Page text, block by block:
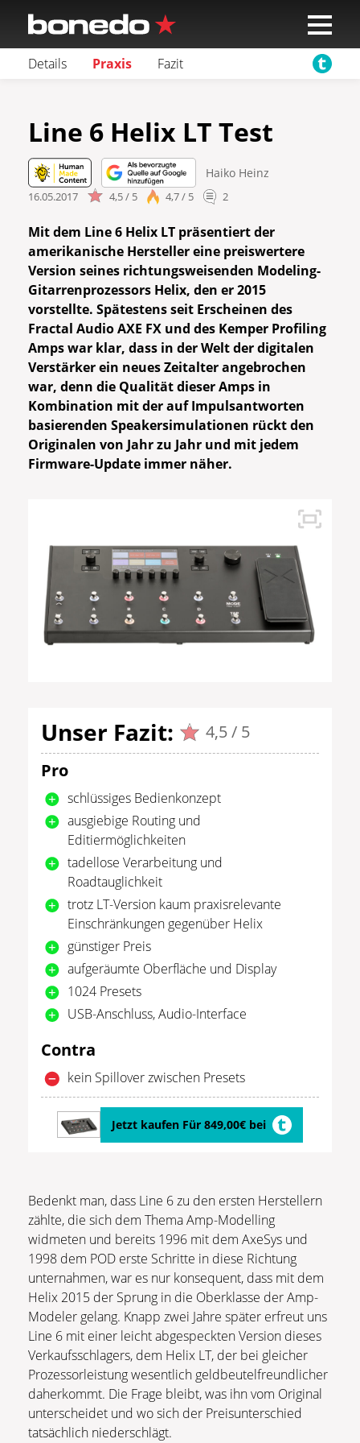
Details Praxis Fazit
Line 6 Helix LT Test
Haiko Heinz
16.05.2017 4,5 / 5 4,7 / 5 2
Mit dem Line 6 Helix LT präsentiert der
amerikanische Hersteller eine preiswertere
Version seines richtungsweisenden Modeling-
Gitarrenprozessors Helix, den er 2015
vorstellte. Spätestens seit Erscheinen des
Fractal Audio AXE FX und des Kemper Profiling
Amps war klar, dass in der Welt der digitalen
Verstärker ein neues Zeitalter angebrochen
war, denn die Qualität dieser Amps in
Kombination mit der auf Impulsantworten
basierenden Speakersimulationen rückt den
Originalen von Jahr zu Jahr und mit jedem
Firmware-Update immer näher.
Unser Fazit:
4,5 / 5
Pro
schlüssiges Bedienkonzept
ausgiebige Routing und
Editiermöglichkeiten
tadellose Verarbeitung und
Roadtauglichkeit
trotz LT-Version kaum praxisrelevante
Einschränkungen gegenüber Helix
günstiger Preis
aufgeräumte Oberfläche und Display
1024 Presets
USB-Anschluss, Audio-Interface
Contra
kein Spillover zwischen Presets
Jetzt kaufen Für 849,00€ bei
Bedenkt man, dass Line 6 zu den ersten Herstellern
zählte, die sich dem Thema Amp-Modelling
widmeten und bereits 1996 mit dem AxeSys und
1998 dem POD erste Schritte in diese Richtung
unternahmen, war es nur konsequent, dass mit dem
Helix 2015 der Sprung in die Oberklasse der Amp-
Modeler gelang. Knapp zwei Jahre später erfreut uns
Line 6 mit einer leicht abgespeckten Version dieses
Verkaufsschlagers, dem Helix LT, der bei gleicher
Prozessorleistung wesentlich geldbeutelfreundlicher
daherkommt. Die Frage bleibt, was ihn vom Original
unterscheidet und wo sich der Preisunterschied
tatsächlich niederschlägt.